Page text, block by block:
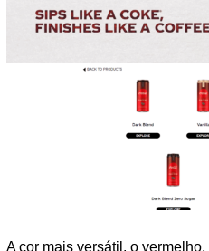
A cor mais versátil, o